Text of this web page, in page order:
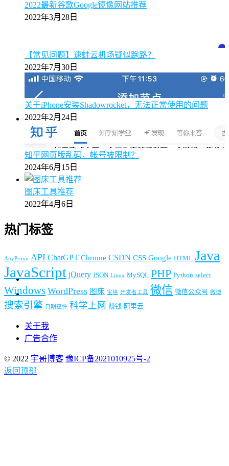
2022最新谷歌Google镜像网站推荐
2022年3月28日
【常见问题】速蛙云机场疑似跑路？
2022年7月30日
关于iPhone安装Shadowrocket，无法正常使用的问题
2022年2月24日
知乎网页版乱码，帐号被限制？
2024年6月15日
图床工具推荐
2022年4月6日
热门标签
AnyProxy API ChatGPT Chrome CSDN CSS Google HTML Java
JavaScript jQuery JSON Linux MySQL PHP Python select
Windows WordPress 图床 宝塔 开发者工具 微信 微信公众号 微博
搜索引擎 日期控件 科学上网 赚钱 阿里云
关于我
广告合作
© 2022 宇哥博客 豫ICP备2021010925号-2
返回顶部